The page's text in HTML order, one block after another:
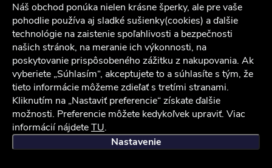
Náš obchod ponúka nielen krásne šperky, ale pre vaše
pohodlie používa aj sladké sušienky(cookies) a ďalšie
technológie na zaistenie spoľahlivosti a bezpečnosti
našich stránok, na meranie ich výkonnosti, na
poskytovanie prispôsobeného zážitku z nakupovania. Ak
vyberiete „Súhlasím“, akceptujete to a súhlasíte s tým, že
tieto informácie môžeme zdieľať s tretími stranami.
Kliknutím na „Nastaviť preferencie“ získate ďalšie
možnosti. Preferencie môžete kedykoľvek upraviť. Viac
informácií nájdeteTU.
Nastavenie
Sledovať na Instagrame
Služby zákazníkom
iocel.sk Obchodné podmienky Ochrana osobných údajov